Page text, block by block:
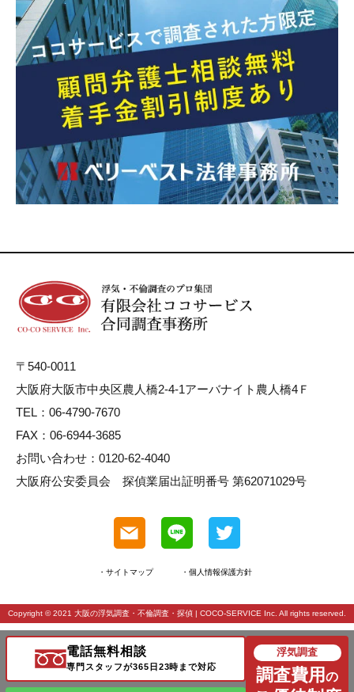
〒540-0011
大阪府大阪市中央区農人橋2-4-1アーバナイト農人橋4Ｆ
TEL：06-4790-7670
FAX：06-6944-3685
お問い合わせ：0120-62-4040
大阪府公安委員会 探偵業届出証明番号 第62071029号
・サイトマップ ・個人情報保護方針
Copyright © 2021 大阪の浮気調査・不倫調査・探偵 | COCO-SERVICE Inc. All rights reserved.
電話無料相談
専門スタッフが365日23時まで対応
浮気調査
調査費用の